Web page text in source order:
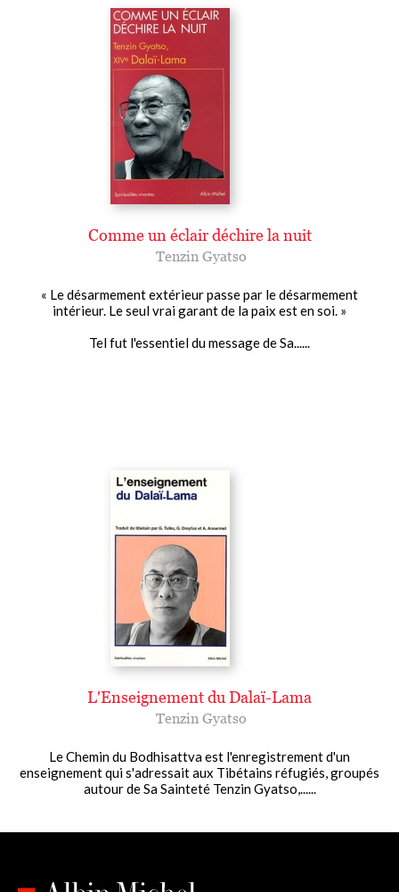
Comme un éclair déchire la nuit
Tenzin Gyatso
« Le désarmement extérieur passe par le désarmement
intérieur. Le seul vrai garant de la paix est en soi. »
Tel fut l'essentiel du message de Sa......
L'Enseignement du Dalaï-Lama
Tenzin Gyatso
Le Chemin du Bodhisattva est l'enregistrement d'un
enseignement qui s'adressait aux Tibétains réfugiés, groupés
autour de Sa Sainteté Tenzin Gyatso,......